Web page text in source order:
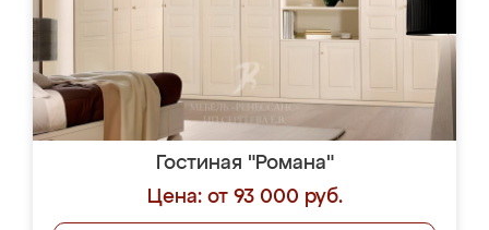
Гостиная "Романа"
Цена: от 93 000 руб.